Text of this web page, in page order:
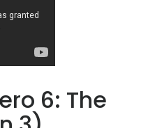
6: The